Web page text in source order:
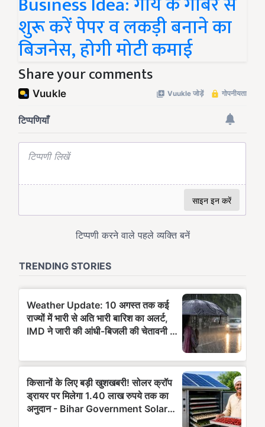
शुरू करें पेपर व लकड़ी बनाने का
बिजनेस, होगी मोटी कमाई
Share your comments